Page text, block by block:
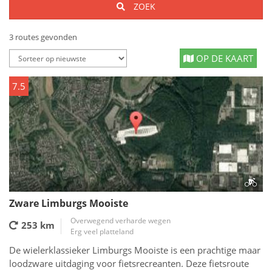
ZOEK
3 routes gevonden
OP DE KAART
7.5
Zware Limburgs Mooiste
253 km
Overwegend verharde wegen
Erg veel platteland
De wielerklassieker Limburgs Mooiste is een prachtige maar
loodzware uitdaging voor fietsrecreanten. Deze fietsroute